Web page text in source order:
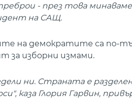
- през това минаваме
на САЩ.
на демократите са по-
за изборни измами.
ни. Страната е
каза Глория Гарвин,